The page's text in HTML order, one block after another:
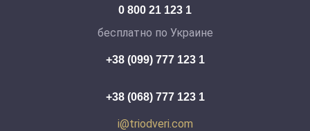
0 800 21 123 1
бесплатно по Украине
+38 (099) 777 123 1
+38 (068) 777 123 1
i@triodveri.com